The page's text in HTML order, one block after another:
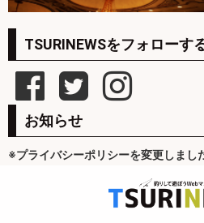
TSURINEWSをフォローす
お知らせ
※プライバシーポリシーを変更しまし